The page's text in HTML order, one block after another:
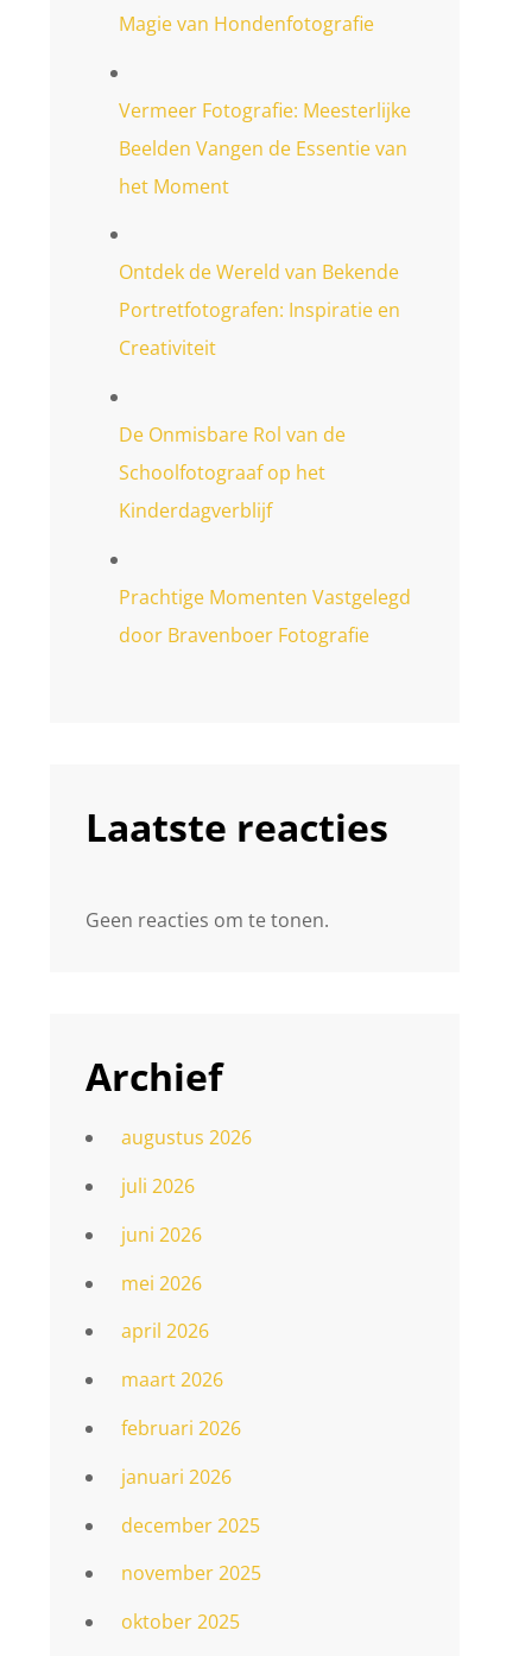
Magie van Hondenfotografie
Vermeer Fotografie: Meesterlijke
Beelden Vangen de Essentie van
het Moment
Ontdek de Wereld van Bekende
Portretfotografen: Inspiratie en
Creativiteit
De Onmisbare Rol van de
Schoolfotograaf op het
Kinderdagverblijf
Prachtige Momenten Vastgelegd
door Bravenboer Fotografie
Laatste reacties
Geen reacties om te tonen.
Archief
augustus 2026
juli 2026
juni 2026
mei 2026
april 2026
maart 2026
februari 2026
januari 2026
december 2025
november 2025
oktober 2025